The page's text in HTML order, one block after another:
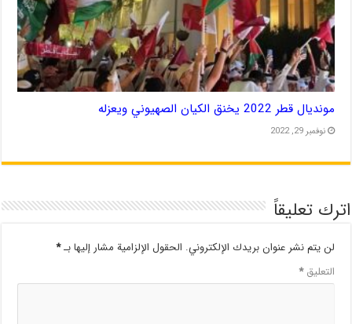
مونديال قطر 2022 يخنق الكيان الصهيوني ويعزله
نوفمبر 29, 2022
اترك تعليقاً
لن يتم نشر عنوان بريدك الإلكتروني. الحقول الإلزامية مشار إليها بـ*
التعليق*